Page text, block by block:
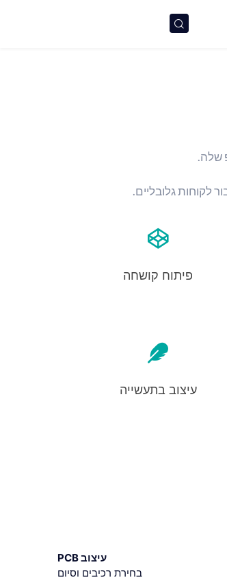
פיתוח קושחה
עיצוב בתעשייה
עיצוב PCB
בחירת רכיבים וסיום